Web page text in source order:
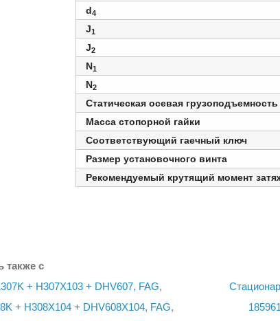
d4
J1
J2
N1
N2
Статическая осевая грузоподъемность
Масса стопорной гайки
Соответствующий гаечный ключ
Размер установочного винта
Рекомендуемый крутящий момент
также с
+ H307X103 + DHV607, FAG,
+ H308X104 + DHV608X104, FAG,
185961